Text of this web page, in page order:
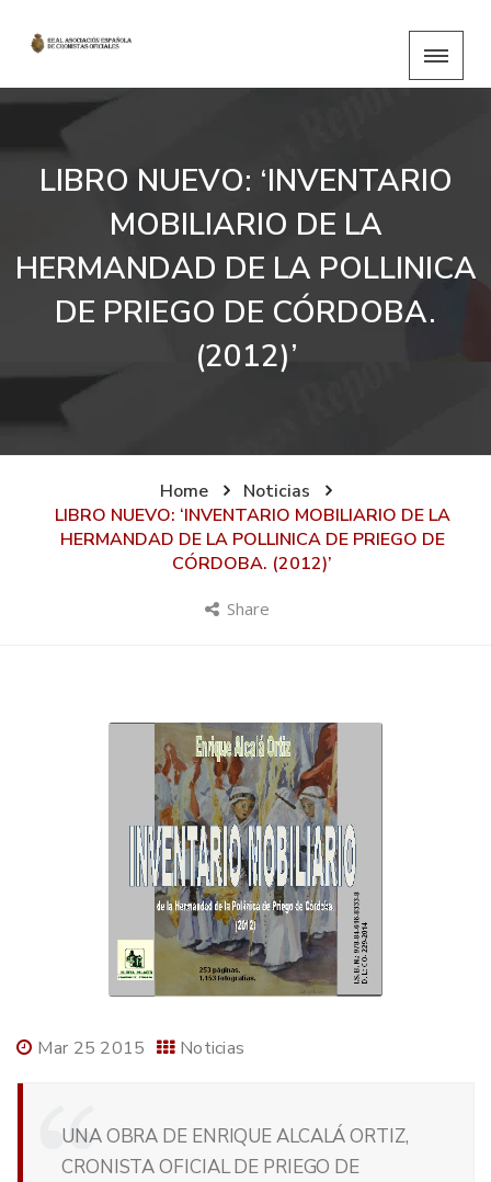
LIBRO NUEVO: ‘INVENTARIO
MOBILIARIO DE LA
HERMANDAD DE LA POLLINICA
DE PRIEGO DE CÓRDOBA.
(2012)’
Home
Noticias
LIBRO NUEVO: ‘INVENTARIO MOBILIARIO DE LA
HERMANDAD DE LA POLLINICA DE PRIEGO DE
CÓRDOBA. (2012)’
Share
Mar 25 2015 Noticias
UNA OBRA DE ENRIQUE ALCALÁ ORTIZ,
CRONISTA OFICIAL DE PRIEGO DE